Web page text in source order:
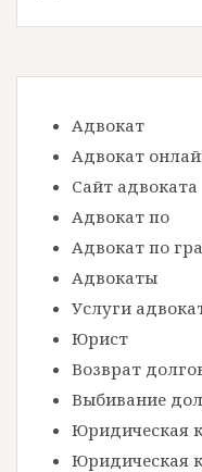
Адвокат
Адвокат
Сайт адвоката
Адвокат по
Адвокат по
Адвокаты
Услуги
Юрист
Возврат
Выбивание
Юридическая
Юридическая